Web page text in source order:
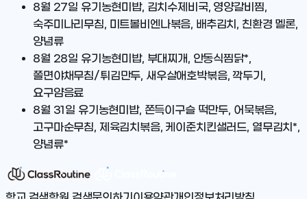
8월 27일 유기농현미밥, 김치수제비국, 영양갈비찜,
숙주미나리무침, 미트볼비엔나볶음, 배추김치, 친환경 멜론,
양념류
8월 28일 유기농현미밥, 부대찌개, 안동식찜닭*,
쫄면야채무침/튀김만두, 새우살애호박볶음, 깍두기,
요구얌음료
8월 31일 유기농현미밥, 쫀득이구슬 떡만두, 어묵볶음,
고구마순무침, 제육김치볶음, 케이준치킨샐러드, 열무김치*,
양념류*